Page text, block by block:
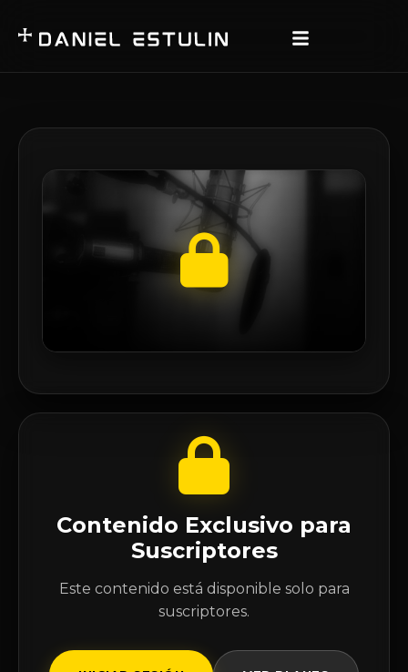
Contenido Exclusivo para
Suscriptores
Este contenido está disponible solo para
suscriptores.